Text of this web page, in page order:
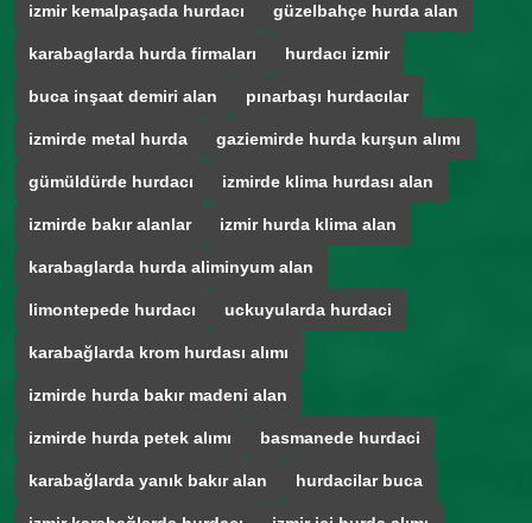
izmir kemalpaşada hurdacı güzelbahçe hurda alan
karabaglarda hurda firmaları hurdacı izmir
buca inşaat demiri alan pınarbaşı hurdacılar
izmirde metal hurda gaziemirde hurda kurşun alımı
gümüldürde hurdacı izmirde klima hurdası alan
izmirde bakır alanlar izmir hurda klima alan
karabaglarda hurda aliminyum alan
limontepede hurdacı uckuyularda hurdaci
karabağlarda krom hurdası alımı
izmirde hurda bakır madeni alan
izmirde hurda petek alımı basmanede hurdaci
karabağlarda yanık bakır alan hurdacilar buca